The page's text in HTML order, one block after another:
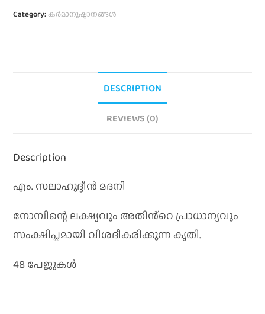
Category:കര്‍മാനുഷ്ഠാനങ്ങള്‍
DESCRIPTION
REVIEWS (0)
Description
എം. സലാഹുദ്ദീൻ മദനി
നോമ്പിന്റെ ലക്ഷ്യവും അതിൻ്റെ പ്രാധാന്യവും
സംക്ഷിപ്തമായി വിശദീകരിക്കുന്ന കൃതി.
48 പേജുകൾ